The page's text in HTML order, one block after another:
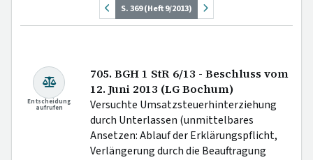
S. 369 (Heft 9/2013)
Entscheidung
aufrufen
705. BGH 1 StR 6/13 - Beschluss vom
12. Juni 2013 (LG Bochum)
Versuchte Umsatzsteuerhinterziehung
durch Unterlassen (unmittelbares
Ansetzen: Ablauf der Erklärungspflicht,
Verlängerung durch die Beauftragung